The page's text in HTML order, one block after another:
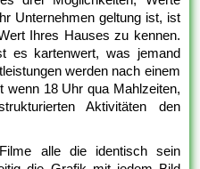
Unternehmen geltung ist, ist
Ihres Hauses zu kennen.
es kartenwert, was jemand
werden nach einem
wenn 18 Uhr qua Mahlzeiten,
Aktivitäten den
alle die identisch sein